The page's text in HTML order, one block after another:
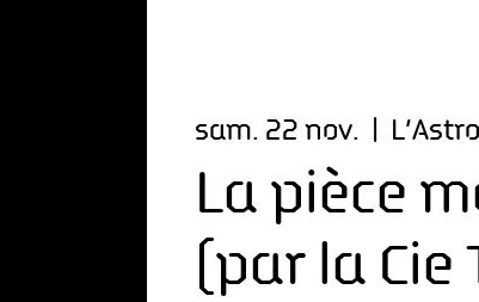
sam. 22 nov.
  |
La pièce
(par la Cie